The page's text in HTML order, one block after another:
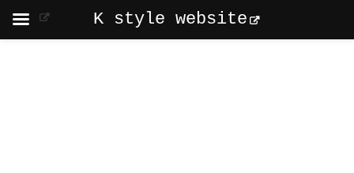
K style website